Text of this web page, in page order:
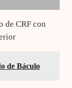
de CRF con
de Báculo